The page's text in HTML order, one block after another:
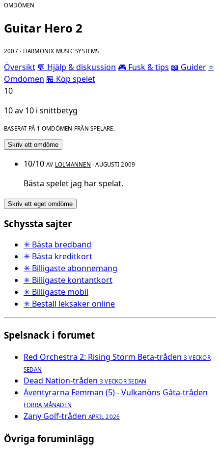
OMDÖMEN
Guitar Hero 2
2007 · HARMONIX MUSIC SYSTEMS
Översikt 💬 Hjälp & diskussion 🎮 Fusk & tips 📖 Guider ⭐
Omdömen 🏪 Köp spelet
10
10 av 10 i snittbetyg
BASERAT PÅ 1 OMDÖMEN FRÅN SPELARE.
Skriv ett omdöme
10/10 AV LOLMANNEN · AUGUSTI 2009
Bästa spelet jag har spelat.
Skriv ett eget omdöme
Schyssta sajter
✳ Bästa bredband
✳ Bästa kreditkort
✳ Billigaste abonnemang
✳ Billigaste kontantkort
✳ Billigaste mobil
✳ Beställ leksaker online
Spelsnack i forumet
Red Orchestra 2: Rising Storm Beta-tråden 3 VECKOR
SEDAN
Dead Nation-tråden 3 VECKOR SEDAN
Äventyrarna Femman (5) - Vulkanöns Gåta-tråden
FÖRRA MÅNADEN
Zany Golf-tråden APRIL 2026
Övriga foruminlägg